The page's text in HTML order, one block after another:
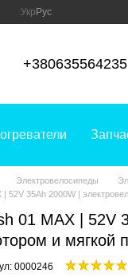
Укр Рус
+380635564235
Электровелосипеды
| 52V 35Ah 2000W |
01 MAX | 52V
и мягкой
0000246